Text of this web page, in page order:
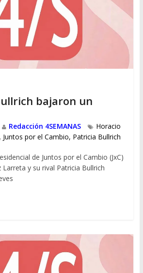
bajaron un
Redacción 4SEMANAS
Horacio
, Juntos por el Cambio, Patricia Bullrich
de Juntos por el Cambio (JxC)
Larreta y su rival Patricia Bullrich